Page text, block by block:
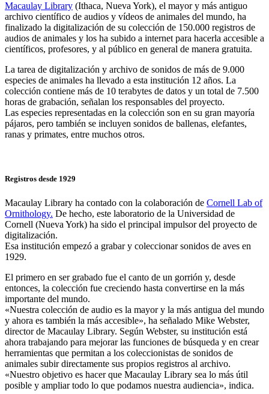
Macaulay Library (Ithaca, Nueva York), el mayor y más antiguo
archivo científico de audios y vídeos de animales del mundo, ha
finalizado la digitalización de su colección de 150.000 registros de
audios de animales y los ha subido a internet para hacerla accesible a
científicos, profesores, y al público en general de manera gratuita.
La tarea de digitalización y archivo de sonidos de más de 9.000
especies de animales ha llevado a esta institución 12 años. La
colección contiene más de 10 terabytes de datos y un total de 7.500
horas de grabación, señalan los responsables del proyecto.
Las especies representadas en la colección son en su gran mayoría
pájaros, pero también se incluyen sonidos de ballenas, elefantes,
ranas y primates, entre muchos otros.
Registros desde 1929
Macaulay Library ha contado con la colaboración de Cornell Lab of
Ornithology. De hecho, este laboratorio de la Universidad de
Cornell (Nueva York) ha sido el principal impulsor del proyecto de
digitalización.
Esa institución empezó a grabar y coleccionar sonidos de aves en
1929.
El primero en ser grabado fue el canto de un gorrión y, desde
entonces, la colección fue creciendo hasta convertirse en la más
importante del mundo.
«Nuestra colección de audio es la mayor y la más antigua del mundo
y ahora es también la más accesible», ha señalado Mike Webster,
director de Macaulay Library. Según Webster, su institución está
ahora trabajando para mejorar las funciones de búsqueda y en crear
herramientas que permitan a los coleccionistas de sonidos de
animales subir directamente sus propios registros al archivo.
«Nuestro objetivo es hacer que Macaulay Library sea lo más útil
posible y ampliar todo lo que podamos nuestra audiencia», indica.